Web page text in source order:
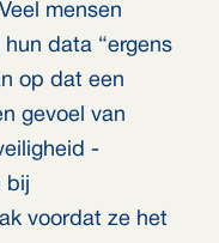
mensen
data “ergens
op dat een
gevoel van
-
bij
voordat ze het